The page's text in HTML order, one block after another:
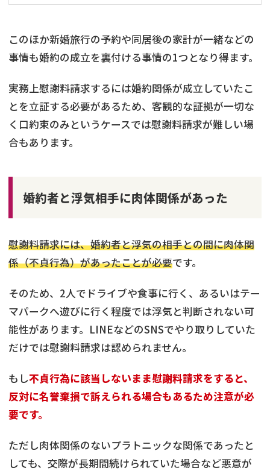
このほか新婚旅行の予約や同居後の家計が一緒などの
事情も婚約の成立を裏付ける事情の1つとなり得ます。
実務上慰謝料請求するには婚約関係が成立していたこ
とを立証する必要があるため、客観的な証拠が一切な
く口約束のみというケースでは慰謝料請求が難しい場
合もあります。
婚約者と浮気相手に肉体関係があった
慰謝料請求には、婚約者と浮気の相手との間に肉体関
係（不貞行為）があったことが必要です。
そのため、2人でドライブや食事に行く、あるいはテー
マパークへ遊びに行く程度では浮気と判断されない可
能性があります。LINEなどのSNSでやり取りしていた
だけでは慰謝料請求は認められません。
もし不貞行為に該当しないまま慰謝料請求をすると、
反対に名誉棄損で訴えられる場合もあるため注意が必
要です。
ただし肉体関係のないプラトニックな関係であったと
しても、交際が長期間続けられていた場合など悪意が